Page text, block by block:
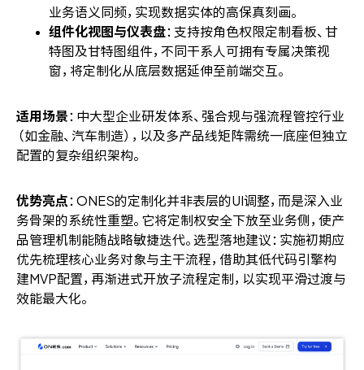
业务语义同频，实现数据实体的高保真刻画。
组件化视图与仪表盘：支持按角色权限定制看板、甘
特图及甘特图组件，不同干系人可拥有专属决策视
窗，将定制化从底层数据延伸至前端交互。
适用场景：中大型企业研发体系、强合规与强流程管控行业
（如金融、汽车制造），以及多产品线矩阵需统一底座但独立
配置的复杂组织架构。
优势亮点：ONES的定制化并非表层的UI调整，而是深入业
务骨架的系统性重塑。它将定制权安全下放至业务侧，使产
品管理机制能随战略敏捷迭代。选型落地建议：实施初期应
优先梳理核心业务对象与主干流程，借助其低代码引擎构
建MVP配置，再渐进式开放子流程定制，以实现平滑过渡与
效能最大化。